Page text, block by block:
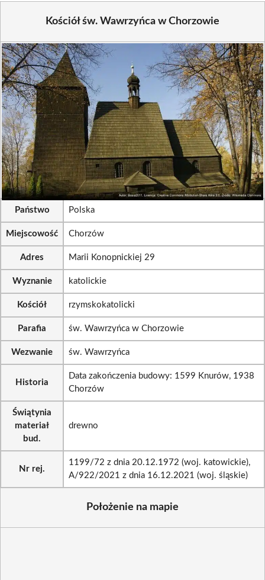
Kościół św. Wawrzyńca w Chorzowie
Państwo Polska
Miejscowość Chorzów
Adres Marii Konopnickiej 29
Wyznanie katolickie
Kościół rzymskokatolicki
Parafia św. Wawrzyńca w Chorzowie
Wezwanie św. Wawrzyńca
Historia
Data zakończenia budowy: 1599 Knurów, 1938
Chorzów
Świątynia
materiał
bud.
drewno
Nr rej.
1199/72 z dnia 20.12.1972 (woj. katowickie),
A/922/2021 z dnia 16.12.2021 (woj. śląskie)
Położenie na mapie